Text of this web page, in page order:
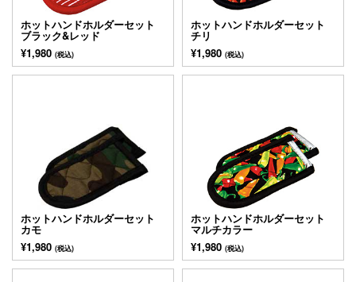
ホットハンドホルダーセット
ブラック&レッド
¥1,980 (税込)
ホットハンドホルダーセット
チリ
¥1,980 (税込)
ホットハンドホルダーセット
カモ
¥1,980 (税込)
ホットハンドホルダーセット
マルチカラー
¥1,980 (税込)